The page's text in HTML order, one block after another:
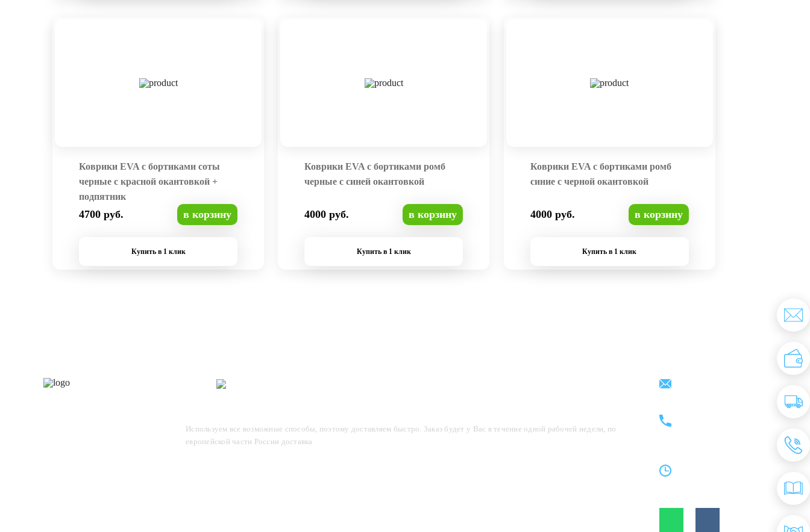
Коврики EVA с бортиками соты
черные с красной окантовкой +
подпятник
4700 руб. в корзину
Купить в 1 клик
Коврики EVA с бортиками ромб
черные с синей окантовкой
4000 руб. в корзину
Купить в 1 клик
Коврики EVA с бортиками ромб
синие с черной окантовкой
4000 руб. в корзину
Купить в 1 клик
Используем все возможные способы, поэтому доставляем быстро. Заказ будет у Вас в течение одной рабочей недели, по
европейской части России доставка